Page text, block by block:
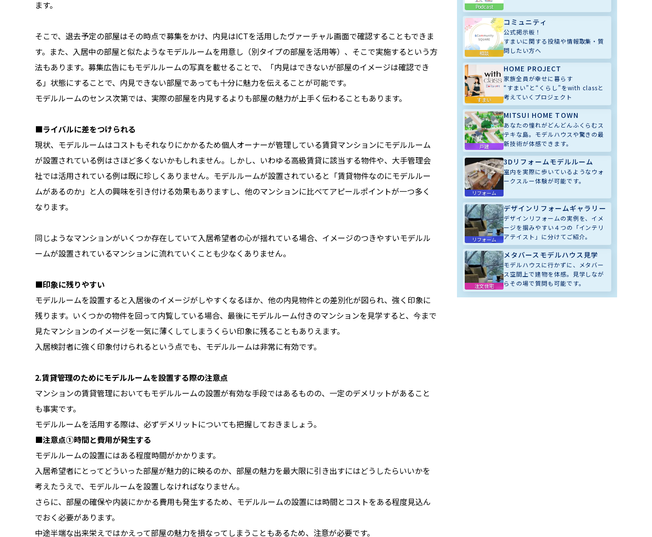
ます。
そこで、退去予定の部屋はその時点で募集をかけ、内見はICTを活用したヴァーチャル画面で確認することもできま
す。また、入居中の部屋と似たようなモデルルームを用意し（別タイプの部屋を活用等）、そこで実施するという方
法もあります。募集広告にもモデルルームの写真を載せることで、「内見はできないが部屋のイメージは確認でき
る」状態にすることで、内見できない部屋であっても十分に魅力を伝えることが可能です。
モデルルームのセンス次第では、実際の部屋を内見するよりも部屋の魅力が上手く伝わることもあります。
■ライバルに差をつけられる
現状、モデルルームはコストもそれなりにかかるため個人オーナーが管理している賃貸マンションにモデルルーム
が設置されている例はさほど多くないかもしれません。しかし、いわゆる高級賃貸に該当する物件や、大手管理会
社では活用されている例は既に珍しくありません。モデルルームが設置されていると「賃貸物件なのにモデルルー
ムがあるのか」と人の興味を引き付ける効果もありますし、他のマンションに比べてアピールポイントが一つ多く
なります。
同じようなマンションがいくつか存在していて入居希望者の心が揺れている場合、イメージのつきやすいモデルル
ームが設置されているマンションに流れていくことも少なくありません。
■印象に残りやすい
モデルルームを設置すると入居後のイメージがしやすくなるほか、他の内見物件との差別化が図られ、強く印象に
残ります。いくつかの物件を回って内覧している場合、最後にモデルルーム付きのマンションを見学すると、今まで
見たマンションのイメージを一気に薄くしてしまうくらい印象に残ることもありえます。
入居検討者に強く印象付けられるという点でも、モデルルームは非常に有効です。
2.賃貸管理のためにモデルルームを設置する際の注意点
マンションの賃貸管理においてもモデルルームの設置が有効な手段ではあるものの、一定のデメリットがあること
も事実です。
モデルルームを活用する際は、必ずデメリットについても把握しておきましょう。
■注意点①時間と費用が発生する
モデルルームの設置にはある程度時間がかかります。
入居希望者にとってどういった部屋が魅力的に映るのか、部屋の魅力を最大限に引き出すにはどうしたらいいかを
考えたうえで、モデルルームを設置しなければなりません。
さらに、部屋の確保や内装にかかる費用も発生するため、モデルルームの設置には時間とコストをある程度見込ん
でおく必要があります。
中途半端な出来栄えではかえって部屋の魅力を損なってしまうこともあるため、注意が必要です。
Podcast
相談
コミュニティ
公式掲示板！
すまいに関する投稿や情報取集・質
問したい方へ
すまい
HOME PROJECT
家族全員が幸せに暮らす
“すまい”と“くらし”をwith classと
考えていくプロジェクト
戸建
MITSUI HOME TOWN
あなたの憧れがどんどんふくらむス
テキな島。モデルハウスや驚きの最
新技術が体感できます。
リフォーム
3Dリフォームモデルルーム
室内を実際に歩いているようなウォ
ークスルー体験が可能です。
リフォーム
デザインリフォームギャラリー
デザインリフォームの実例を、イメ
ージを掴みやすい４つの「インテリ
アテイスト」に分けてご紹介。
注文住宅
メタバースモデルハウス見学
モデルハウスに行かずに、メタバー
ス空間上で建物を体感。見学しなが
らその場で質問も可能です。